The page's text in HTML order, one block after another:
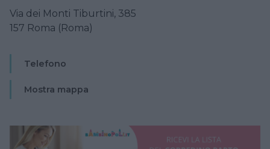
Via dei Monti Tiburtini, 385
157 Roma (Roma)
Telefono
Mostra mappa